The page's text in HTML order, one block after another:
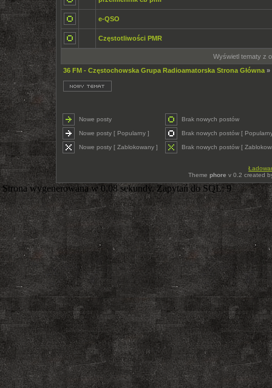
e-QSO
Częstotliwości PMR
Wyświetl tematy z
36 FM - Częstochowska Grupa Radioamatorska Strona Główna »
Nowe posty Brak nowych postów
Nowe posty [ Popularny ] Brak nowych postów [
Nowe posty [ Zablokowany ] Brak nowych postów [
Theme phore v 0.2 created
Strona wygenerowana w 0.08 sekundy. Zapytań do SQL: 9